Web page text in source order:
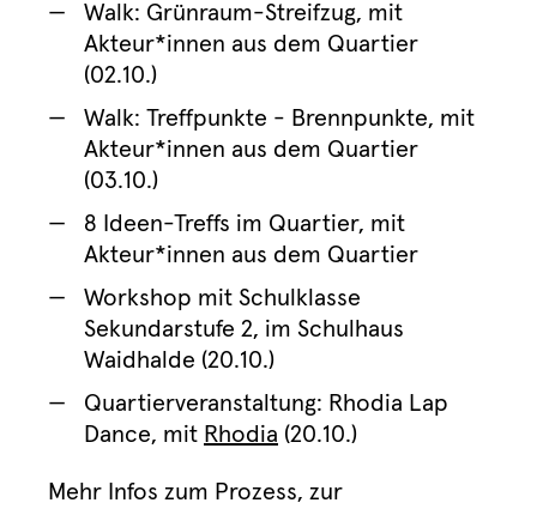
Walk: Grünraum-Streifzug, mit
Akteur*innen aus dem Quartier
(02.10.)
Walk: Treffpunkte - Brennpunkte, mit
Akteur*innen aus dem Quartier
(03.10.)
8 Ideen-Treffs im Quartier, mit
Akteur*innen aus dem Quartier
Workshop mit Schulklasse
Sekundarstufe 2, im Schulhaus
Waidhalde (20.10.)
Quartierveranstaltung: Rhodia Lap
Dance, mit Rhodia (20.10.)
Mehr Infos zum Prozess, zur